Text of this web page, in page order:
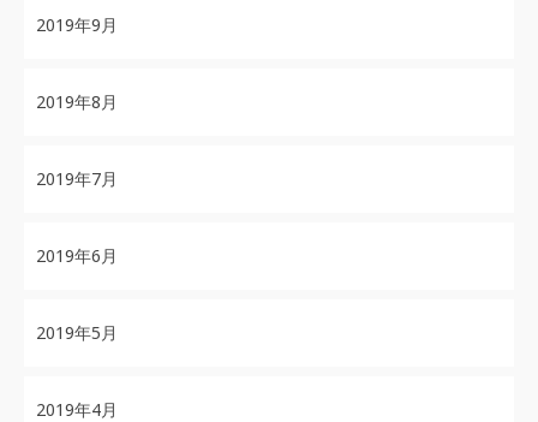
2019年9月
2019年8月
2019年7月
2019年6月
2019年5月
2019年4月